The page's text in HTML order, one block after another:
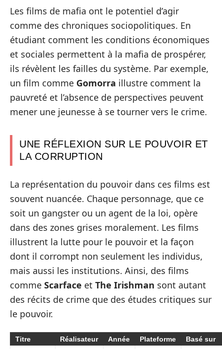
Les films de mafia ont le potentiel d’agir
comme des chroniques sociopolitiques. En
étudiant comment les conditions économiques
et sociales permettent à la mafia de prospérer,
ils révèlent les failles du système. Par exemple,
un film comme Gomorra illustre comment la
pauvreté et l’absence de perspectives peuvent
mener une jeunesse à se tourner vers le crime.
UNE RÉFLEXION SUR LE POUVOIR ET
LA CORRUPTION
La représentation du pouvoir dans ces films est
souvent nuancée. Chaque personnage, que ce
soit un gangster ou un agent de la loi, opère
dans des zones grises moralement. Les films
illustrent la lutte pour le pouvoir et la façon
dont il corrompt non seulement les individus,
mais aussi les institutions. Ainsi, des films
comme Scarface et The Irishman sont autant
des récits de crime que des études critiques sur
le pouvoir.
Titre Réalisateur Année Plateforme Basé sur